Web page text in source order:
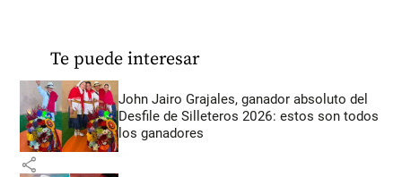
Te puede interesar
John Jairo Grajales, ganador absoluto del
Desfile de Silleteros 2026: estos son todos
los ganadores
share